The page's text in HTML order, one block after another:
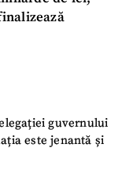
guvernului
este jenantă și